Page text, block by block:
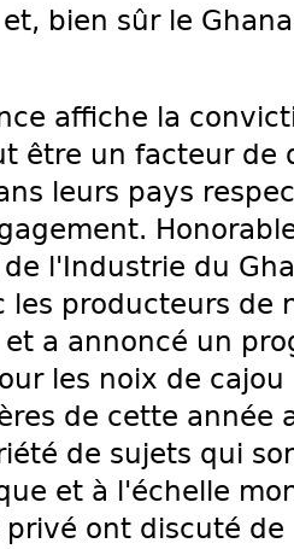
bien sûr le
affiche la
être un facteur
leurs pays
l'Industrie du
les producteurs de
a annoncé un
les noix de cajou
de cette année
de sujets qui
et à l'échelle
ont discuté